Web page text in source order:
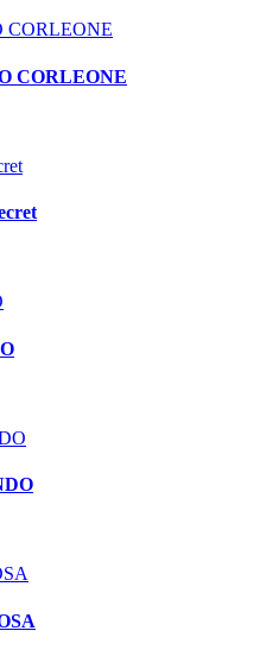
CORLEONE